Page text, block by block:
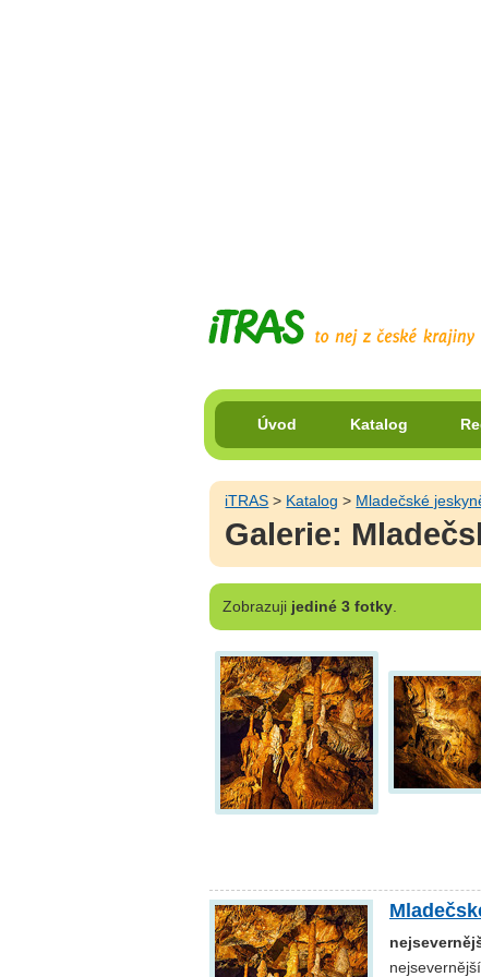
Úvod Katalog
iTRAS > Katalog > Mladečské
Galerie:
Zobrazuji jediné 3 fotky.